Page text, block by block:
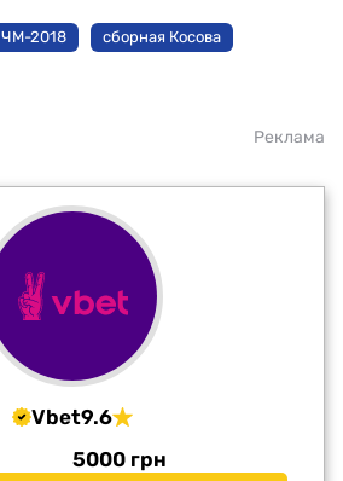
ЧМ-2018 сборная Косова
Реклама
Vbet9.6
5000 грн